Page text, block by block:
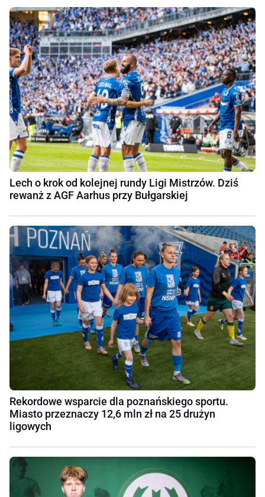
Lech o krok od kolejnej rundy Ligi Mistrzów. Dziś
rewanż z AGF Aarhus przy Bułgarskiej
Rekordowe wsparcie dla poznańskiego sportu.
Miasto przeznaczy 12,6 mln zł na 25 drużyn
ligowych